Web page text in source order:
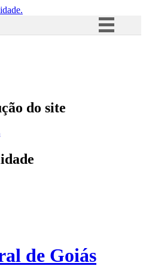
Acesso à informação
do site
de Goiás